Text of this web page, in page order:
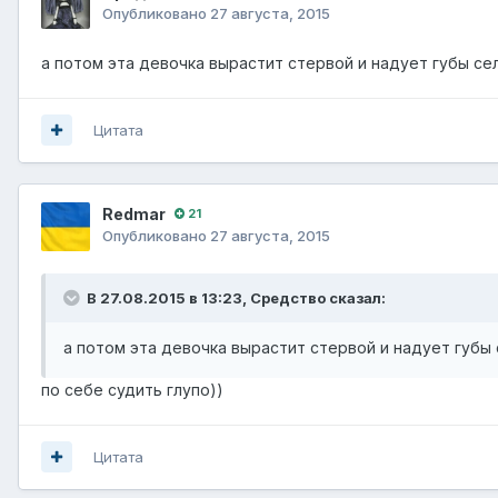
Опубликовано 27 августа, 2015
а потом эта девочка вырастит стервой и надует губы
Цитата
Redmar 21
Опубликовано 27 августа, 2015
В 27.08.2015 в 13:23, Средство сказал:
а потом эта девочка вырастит стервой и надует губы
по себе судить глупо))
Цитата